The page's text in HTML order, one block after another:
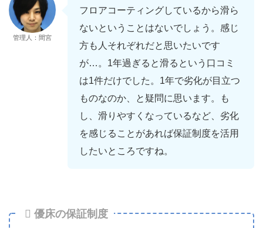
管理人：間宮
フロアコーティングしているから滑ら
ないということはないでしょう。感じ
方も人それぞれだと思いたいです
が…。1年過ぎると滑るという口コミ
は1件だけでした。1年で劣化が目立つ
ものなのか、と疑問に思います。も
し、滑りやすくなっているなど、劣化
を感じることがあれば保証制度を活用
したいところですね。
優床の保証制度